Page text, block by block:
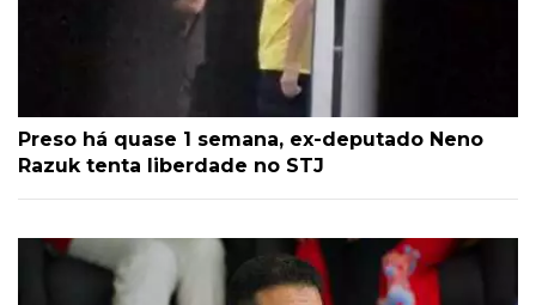
Preso há quase 1 semana, ex-deputado Neno
Razuk tenta liberdade no STJ